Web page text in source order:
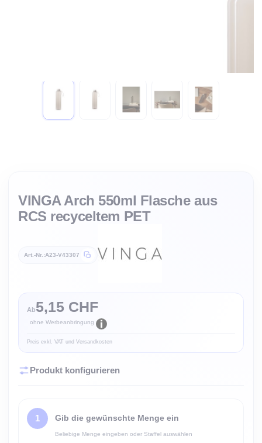
VINGA Arch 550ml Flasche aus
RCS recyceltem PET
Art.-Nr. A23-V43307
Ab5,15 CHF
ohne Werbeanbringung
Preis exkl. VAT und Versandkosten
Produkt konfigurieren
Gib die gewünschte Menge ein
Beliebige Menge eingeben oder Staffel auswählen